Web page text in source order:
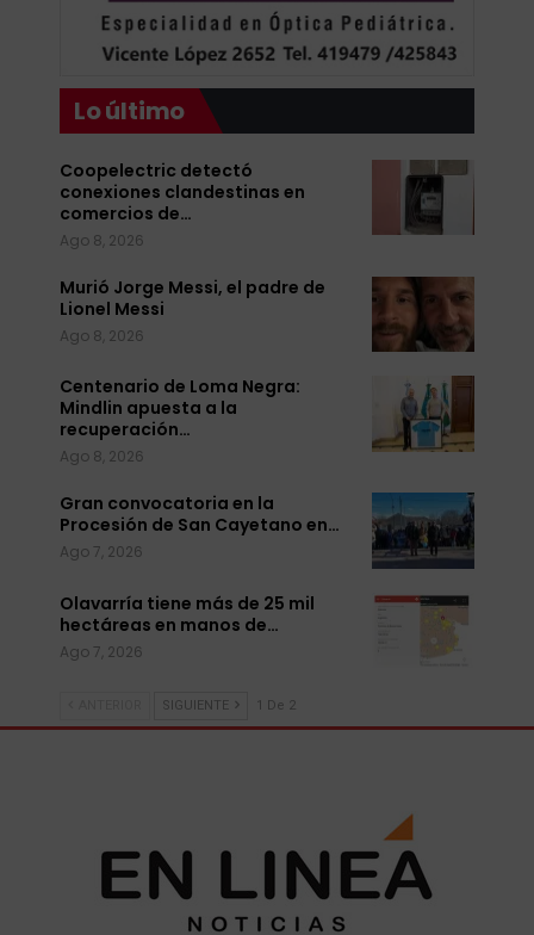
Lo último
Coopelectric detectó
conexiones clandestinas en
comercios de…
Ago 8, 2026
Murió Jorge Messi, el padre de
Lionel Messi
Ago 8, 2026
Centenario de Loma Negra:
Mindlin apuesta a la
recuperación…
Ago 8, 2026
Gran convocatoria en la
Procesión de San Cayetano en…
Ago 7, 2026
Olavarría tiene más de 25 mil
hectáreas en manos de…
Ago 7, 2026
SIGUIENTE 1 De 2